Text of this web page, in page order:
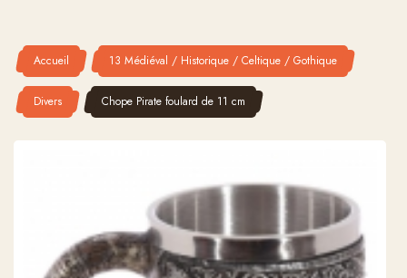
Accueil 13 Médiéval / Historique / Celtique / Gothique
Divers Chope Pirate foulard de 11 cm